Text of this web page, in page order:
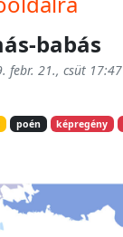
babás
febr. 21., csüt 17:47
poén képregény